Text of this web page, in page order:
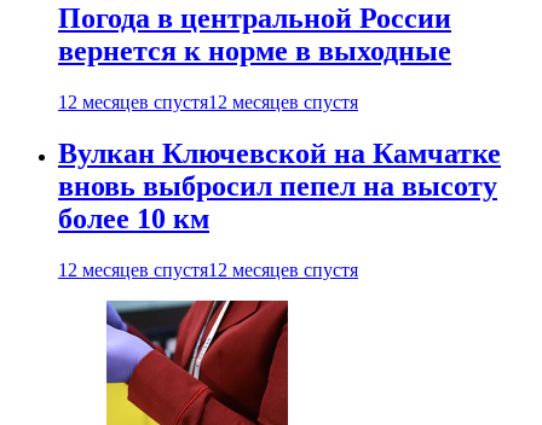
Погода в центральной России
вернется к норме в выходные
12 месяцев спустя12 месяцев спустя
Вулкан Ключевской на Камчатке
вновь выбросил пепел на высоту
более 10 км
12 месяцев спустя12 месяцев спустя